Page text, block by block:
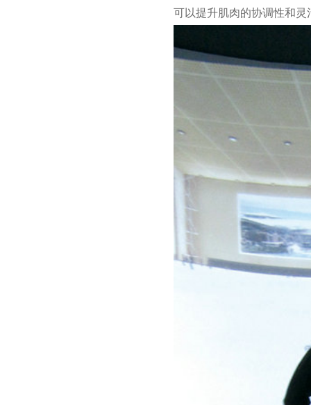
可以提升肌肉的协调性和